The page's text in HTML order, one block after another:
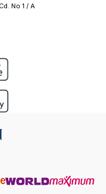
No 1 / A